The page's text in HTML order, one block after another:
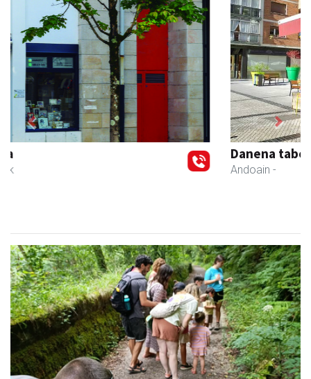
Danena taberna
Andoain
Previous Next